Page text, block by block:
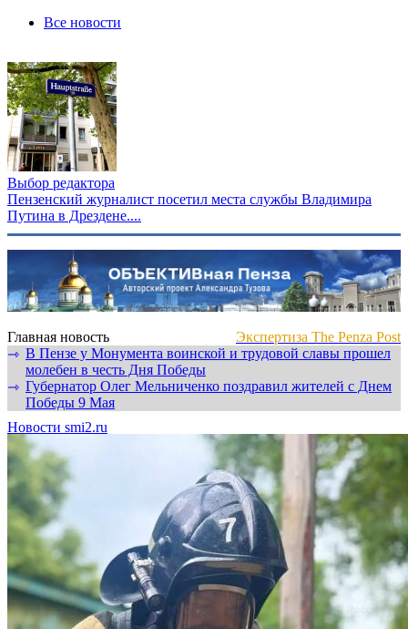
Все новости
Выбор редактора
Пензенский журналист посетил места службы Владимира
Путина в Дрездене....
Главная новость
Экспертиза The Penza Post
⇾ В Пензе у Монумента воинской и трудовой славы прошел
молебен в честь Дня Победы
⇾ Губернатор Олег Мельниченко поздравил жителей с Днем
Победы 9 Мая
Новости smi2.ru